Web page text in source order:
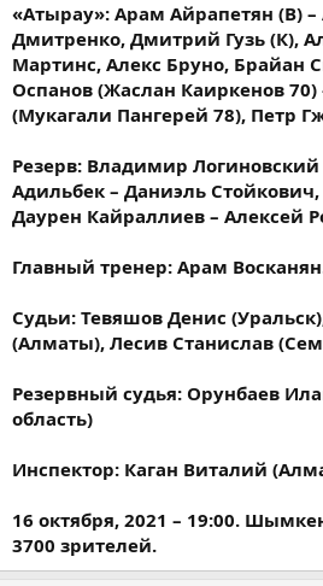
«Атырау»: Арам Айрапетян (В)
Дмитренко, Дмитрий Гузь (К),
Мартинс, Алекс Бруно, Брайан
Оспанов (Жаслан Каиркенов
(Мукагали Пангерей 78), Петр
Резерв: Владимир
Адильбек​ – Даниэль
Даурен Кайраллиев – Алексей
Главный тренер: Арам
Судьи: Тевяшов Денис
(Алматы), Лесив Станислав
Резервный судья: Орунбаев
область)
Инспектор: Каган Виталий
16 октября, 2021 – 19:00.
3700 зрителей.